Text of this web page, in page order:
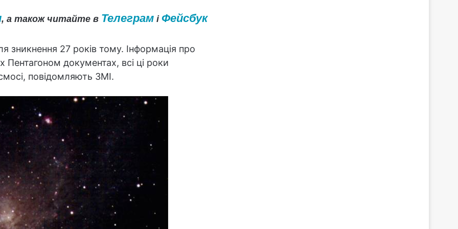
, а також читайте в Телеграмі Фейсбук
27 років тому. Інформація про
документах, всі ці роки
повідомляють ЗМІ.